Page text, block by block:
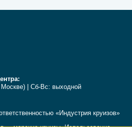
| Сб-Вс: выходной
«Индустрия круизов»